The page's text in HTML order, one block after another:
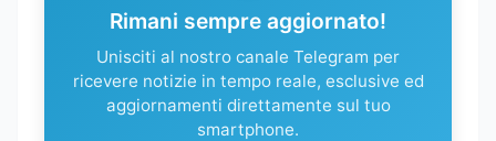
Rimani sempre aggiornato!
Unisciti al nostro canale Telegram per
ricevere notizie in tempo reale, esclusive ed
aggiornamenti direttamente sul tuo
smartphone.